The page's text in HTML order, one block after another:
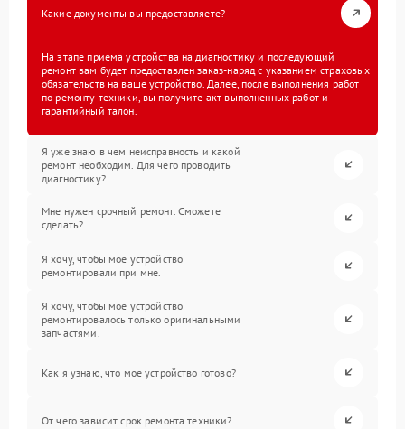
Какие документы вы предоставляете?
На этапе приема устройства на диагностику и последующий
ремонт вам будет предоставлен заказ-наряд с указанием страховых
обязательств на ваше устройство. Далее, после выполнения работ
по ремонту техники, вы получите акт выполненных работ и
гарантийный талон.
Я уже знаю в чем неисправность и какой
ремонт необходим. Для чего проводить
диагностику?
Мне нужен срочный ремонт. Сможете
сделать?
Я хочу, чтобы мое устройство
ремонтировали при мне.
Я хочу, чтобы мое устройство
ремонтировалось только оригинальными
запчастями.
Как я узнаю, что мое устройство готово?
От чего зависит срок ремонта техники?